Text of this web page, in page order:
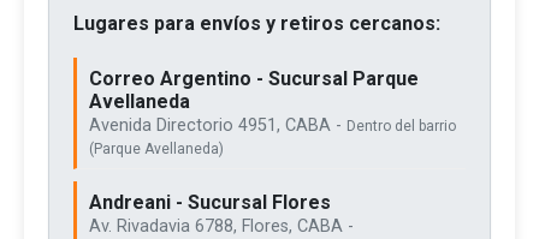
Lugares para envíos y retiros cercanos:
Correo Argentino - Sucursal Parque
Avellaneda
Avenida Directorio 4951, CABA - Dentro del barrio
(Parque Avellaneda)
Andreani - Sucursal Flores
Av. Rivadavia 6788, Flores, CABA -